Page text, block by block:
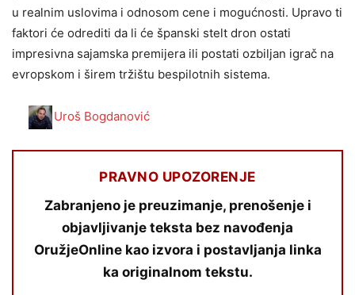
u realnim uslovima i odnosom cene i mogućnosti. Upravo ti
faktori će odrediti da li će španski stelt dron ostati
impresivna sajamska premijera ili postati ozbiljan igrač na
evropskom i širem tržištu bespilotnih sistema.
Uroš Bogdanović
PRAVNO UPOZORENJE
Zabranjeno je preuzimanje, prenošenje i
objavljivanje teksta bez navođenja
OružjeOnline kao izvora i postavljanja linka
ka originalnom tekstu.